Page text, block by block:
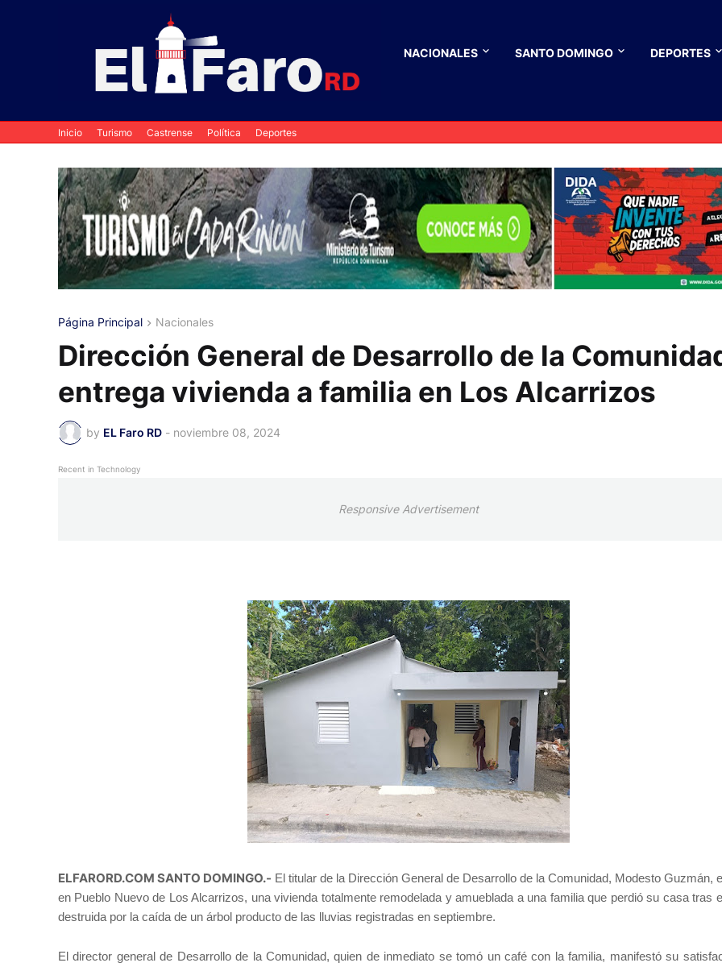
NACIONALES SANTO DOMINGO DEPORTES
Inicio Turismo Castrense Política Deportes
Página Principal Nacionales
Dirección General de Desarrollo de la
entrega vivienda a familia en Los Alcarrizos
by EL Faro RD - noviembre 08, 2024
Recent in Technology
Responsive Advertisement
ELFARORD.COM SANTO DOMINGO.- El titular de la Dirección General de Desarrollo de la Comunidad, Modesto Guzmán,
en Pueblo Nuevo de Los Alcarrizos, una vivienda totalmente remodelada y amueblada a una familia que perdió su casa tras
destruida por la caída de un árbol producto de las lluvias registradas en septiembre.
El director general de Desarrollo de la Comunidad, quien de inmediato se tomó un café con la familia, manifestó su